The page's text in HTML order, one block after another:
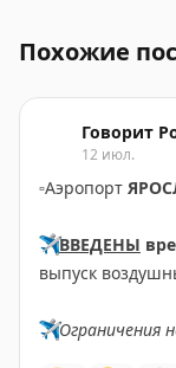
Похожие
Говорит
12 июл.
▫️Аэропорт
✈️ВВЕДЕНЫ
выпуск
✈️Ограничения